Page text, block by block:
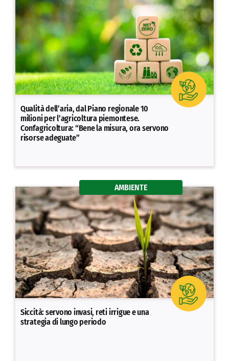
Qualità dell’aria, dal Piano regionale 10
milioni per l’agricoltura piemontese.
Confagricoltura: “Bene la misura, ora servono
risorse adeguate”
Siccità: servono invasi, reti irrigue e una
strategia di lungo periodo
AMBIENTE